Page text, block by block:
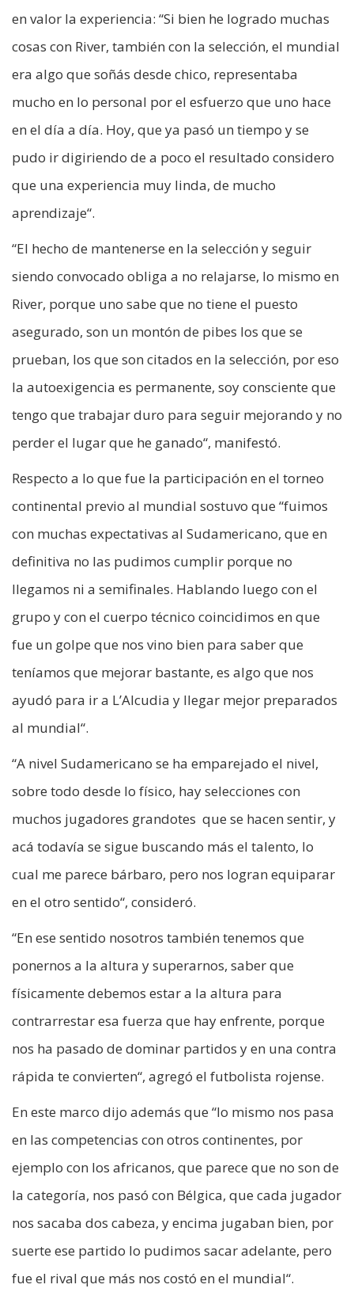
en valor la experiencia: “Si bien he logrado muchas
cosas con River, también con la selección, el mundial
era algo que soñás desde chico, representaba
mucho en lo personal por el esfuerzo que uno hace
en el día a día. Hoy, que ya pasó un tiempo y se
pudo ir digiriendo de a poco el resultado considero
que una experiencia muy linda, de mucho
aprendizaje“.
“El hecho de mantenerse en la selección y seguir
siendo convocado obliga a no relajarse, lo mismo en
River, porque uno sabe que no tiene el puesto
asegurado, son un montón de pibes los que se
prueban, los que son citados en la selección, por eso
la autoexigencia es permanente, soy consciente que
tengo que trabajar duro para seguir mejorando y no
perder el lugar que he ganado“, manifestó.
Respecto a lo que fue la participación en el torneo
continental previo al mundial sostuvo que “fuimos
con muchas expectativas al Sudamericano, que en
definitiva no las pudimos cumplir porque no
llegamos ni a semifinales. Hablando luego con el
grupo y con el cuerpo técnico coincidimos en que
fue un golpe que nos vino bien para saber que
teníamos que mejorar bastante, es algo que nos
ayudó para ir a L’Alcudia y llegar mejor preparados
al mundial“.
“A nivel Sudamericano se ha emparejado el nivel,
sobre todo desde lo físico, hay selecciones con
muchos jugadores grandotes que se hacen sentir, y
acá todavía se sigue buscando más el talento, lo
cual me parece bárbaro, pero nos logran equiparar
en el otro sentido“, consideró.
“En ese sentido nosotros también tenemos que
ponernos a la altura y superarnos, saber que
físicamente debemos estar a la altura para
contrarrestar esa fuerza que hay enfrente, porque
nos ha pasado de dominar partidos y en una contra
rápida te convierten“, agregó el futbolista rojense.
En este marco dijo además que “lo mismo nos pasa
en las competencias con otros continentes, por
ejemplo con los africanos, que parece que no son de
la categoría, nos pasó con Bélgica, que cada jugador
nos sacaba dos cabeza, y encima jugaban bien, por
suerte ese partido lo pudimos sacar adelante, pero
fue el rival que más nos costó en el mundial“.